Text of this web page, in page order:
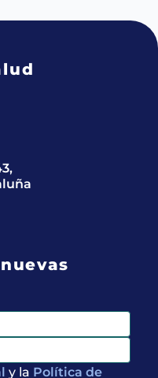
y la Política de